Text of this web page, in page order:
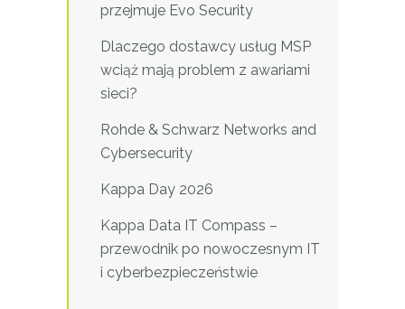
przejmuje Evo Security
Dlaczego dostawcy usług MSP
wciąż mają problem z awariami
sieci?
Rohde & Schwarz Networks and
Cybersecurity
Kappa Day 2026
Kappa Data IT Compass –
przewodnik po nowoczesnym IT
i cyberbezpieczeństwie